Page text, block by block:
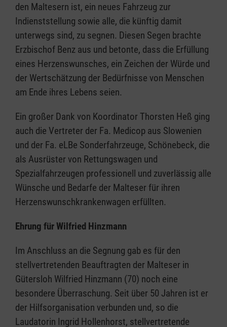
den Maltesern ist, ein neues Fahrzeug zur
Indienststellung sowie alle, die künftig damit
unterwegs sind, zu segnen. Diesen Segen brachte
Erzbischof Benz aus und betonte, dass die Erfüllung
eines Herzenswunsches, ein Zeichen der Würde und
der Wertschätzung der Bedürfnisse von Menschen
am Ende ihres Lebens seien.
Ein großer Dank von Koordinator Thorsten Heß ging
auch die Vertreter der Fa. Medicop aus Slowenien
und der Fa. eLBe Sonderfahrzeuge, Schönebeck, die
als Ausrüster von Rettungswagen und
Spezialfahrzeugen professionell und zuverlässig alle
Wünsche und Bedarfe der Malteser für ihren
Herzenswunschkrankenwagen erfüllten.
Ehrung für Wilfried Hinzmann
Im Anschluss an die Segnung gab es für den
stellvertretenden Beauftragten der Malteser in
Gütersloh Wilfried Hinzmann (70) noch eine
besondere Überraschung. Seit über 50 Jahren ist er
der Hilfsorganisation verbunden und, so die
Laudatorin Ingrid Hollenhorst, stellvertretende